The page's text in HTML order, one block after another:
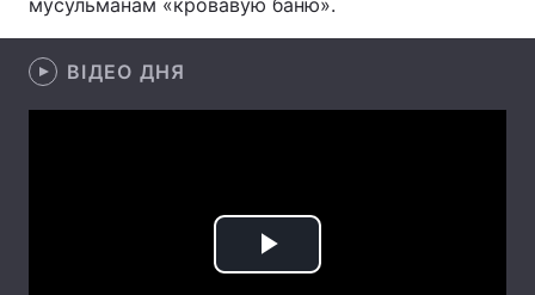
Відео з Youtube
мусульманам «кровавую баню».
ВІДЕО ДНЯ
Play